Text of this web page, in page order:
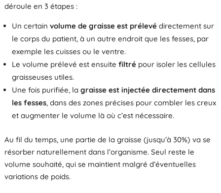
déroule en 3 étapes :
Un certain volume de graisse est prélevédirectement sur
le corps du patient, à un autre endroit que les fesses, par
exemple les cuisses ou le ventre.
Le volume prélevé est ensuite filtré pour isoler les cellules
graisseuses utiles.
Une fois purifiée, la graisse est injectée directement dans
les fesses, dans des zones précises pour combler les creux
et augmenter le volume là où c’est nécessaire.
Au fil du temps, une partie de la graisse (jusqu’à 30%) va se
résorber naturellement dans l’organisme. Seul reste le
volume souhaité, qui se maintient malgré d’éventuelles
variations de poids.